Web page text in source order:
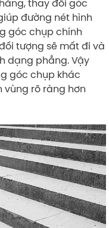
thay đổi góc
đường nét hình
góc chụp chính
tượng sẽ mất đi và
dạng phẳng. Vậy
góc chụp khác
vùng rõ ràng hơn